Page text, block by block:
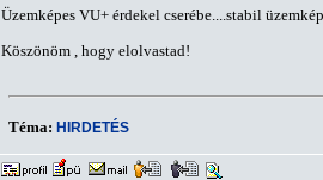
Üzemképes VU+ érdekel cserébe....stabil
Köszönöm , hogy elolvastad!
Téma: HIRDETÉS